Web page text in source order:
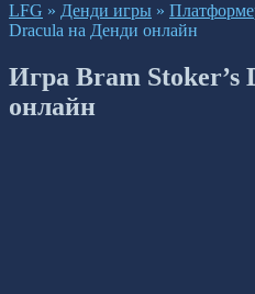
LFG » Денди игры »
Dracula на Денди онлайн
Игра Bram Stoker’s
онлайн